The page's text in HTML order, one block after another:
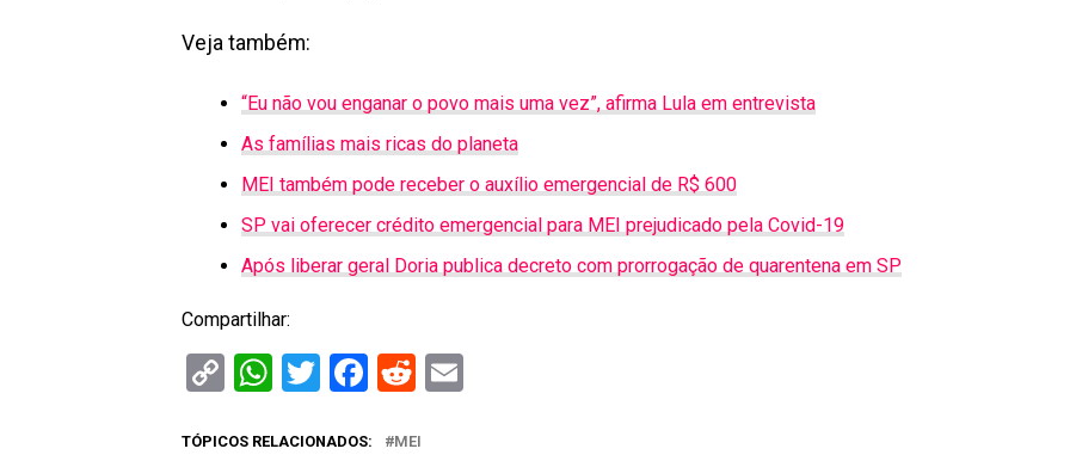
Veja também:
“Eu não vou enganar o povo mais uma vez”, afirma Lula em entrevista
As famílias mais ricas do planeta
MEI também pode receber o auxílio emergencial de R$ 600
SP vai oferecer crédito emergencial para MEI prejudicado pela Covid-19
Após liberar geral Doria publica decreto com prorrogação de quarentena em SP
Compartilhar:
CopyWhatsApp
Twitter
Facebook
Reddit
TÓPICOS RELACIONADOS: MEI